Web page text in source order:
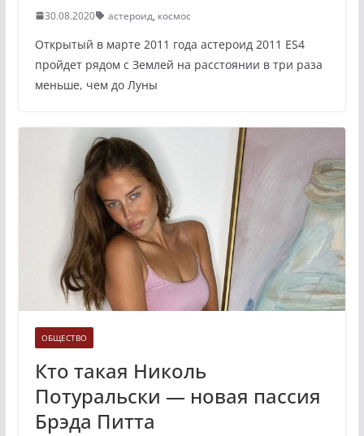
30.08.2020 астероид, космос
Открытый в марте 2011 года астероид 2011 ES4
пройдет рядом с Землей на расстоянии в три раза
меньше, чем до Луны
ОБЩЕСТВО
Кто такая Николь
Потуральски — новая пассия
Брэда Питта